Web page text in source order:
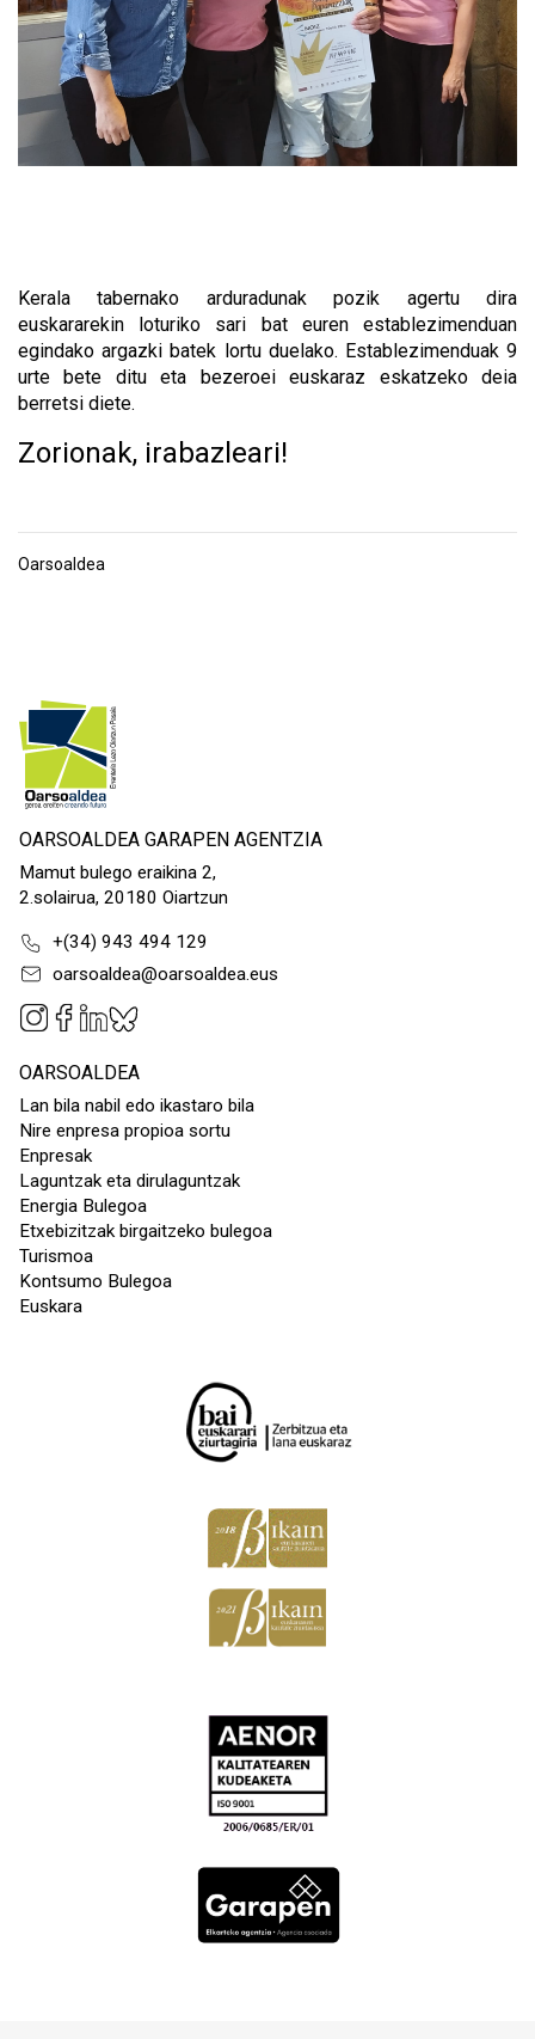
Kerala tabernako arduradunak pozik agertu dira
euskararekin loturiko sari bat euren establezimenduan
egindako argazki batek lortu duelako. Establezimenduak 9
urte bete ditu eta bezeroei euskaraz eskatzeko deia
berretsi diete.
Zorionak, irabazleari!
Oarsoaldea
OARSOALDEA GARAPEN AGENTZIA
Mamut bulego eraikina 2,
2.solairua, 20180 Oiartzun
+(34) 943 494 129
oarsoaldea@oarsoaldea.eus
OARSOALDEA
Lan bila nabil edo ikastaro bila
Nire enpresa propioa sortu
Enpresak
Laguntzak eta dirulaguntzak
Energia Bulegoa
Etxebizitzak birgaitzeko bulegoa
Turismoa
Kontsumo Bulegoa
Euskara